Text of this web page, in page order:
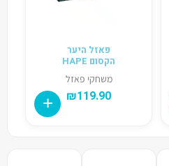
פאזל היער
הקסום HAPE
משחקי פאזל
₪119.90